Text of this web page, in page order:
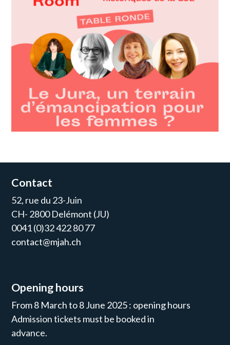
Contact
52, rue du 23-Juin
CH- 2800 Delémont (JU)
0041 (0)32 422 80 77
contact@mjah.ch
Opening hours
From 8 March to 8 June 2025 : opening hours
Admission tickets must be booked in
advance.